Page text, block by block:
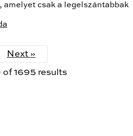
amelyet csak a legelszántabbak
Next »
of 1695 results